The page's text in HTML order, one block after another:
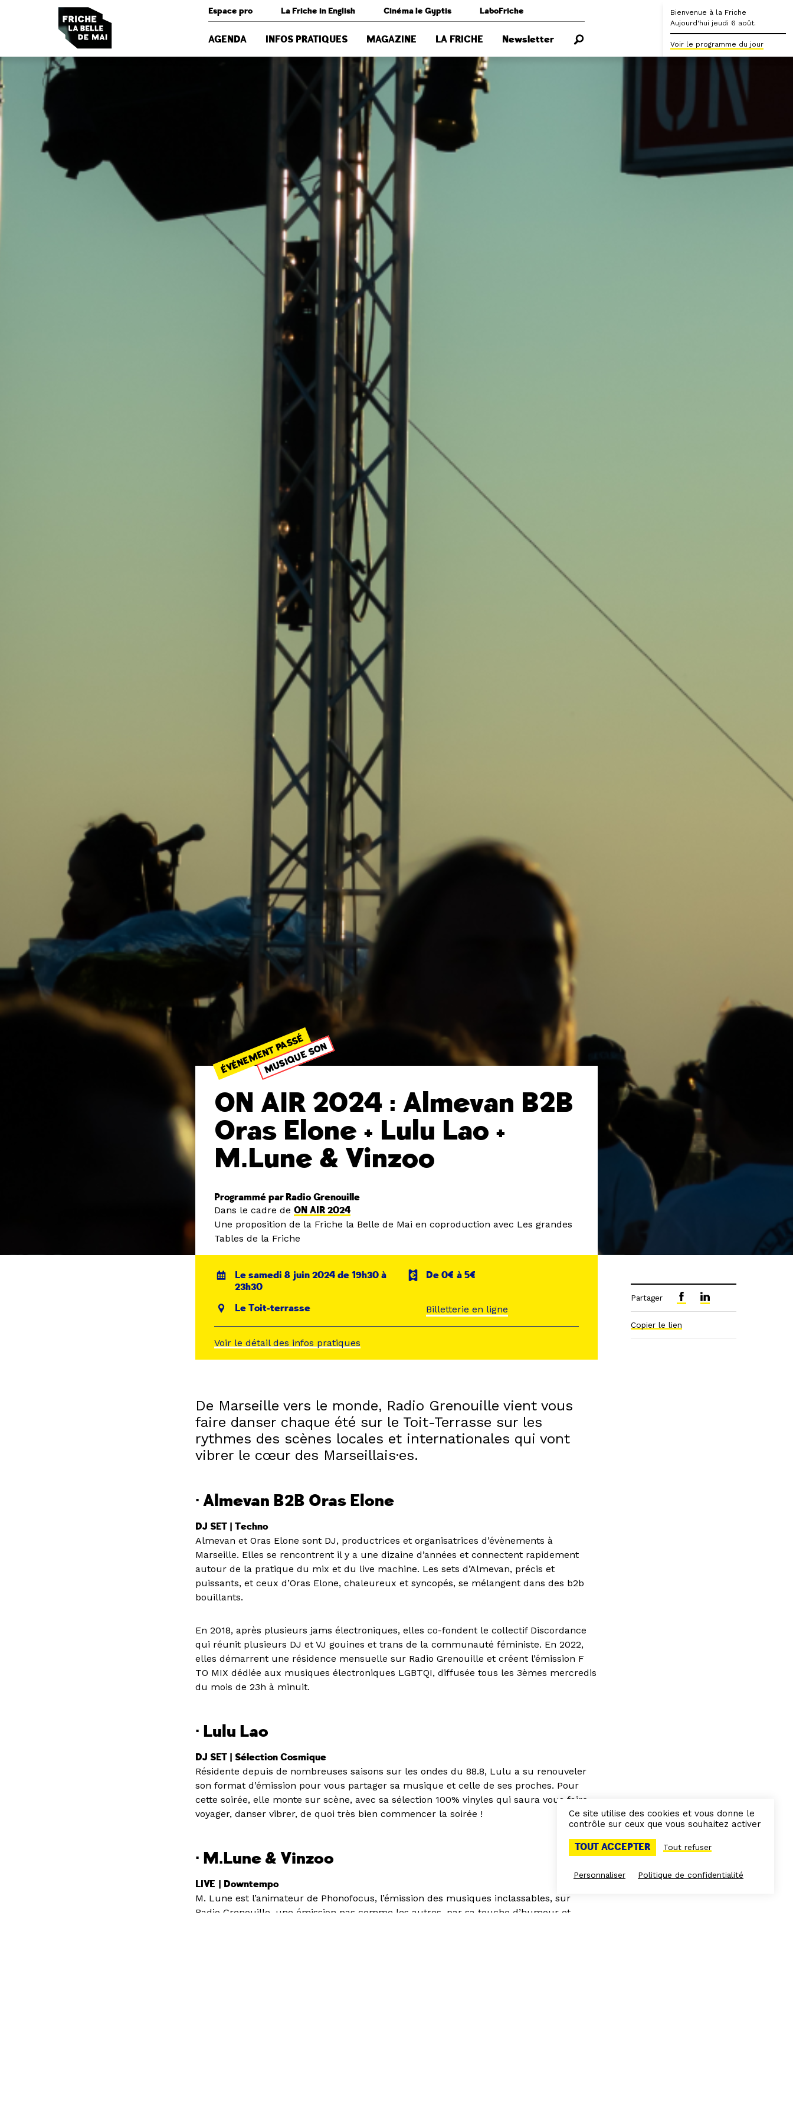
Espace pro La Friche in English Cinéma le Gyptis LaboFriche
AGENDA INFOS PRATIQUES MAGAZINE LA FRICHE Newsletter
Bienvenue à la Friche
Aujourd'hui jeudi 6 août.
Voir le programme du jour
ÉVÉNEMENT PASSÉ
MUSIQUE SON
ON AIR 2024 : Almevan B2B
Oras Elone + Lulu Lao +
M.Lune & Vinzoo
Programmé par Radio Grenouille
Dans le cadre deON AIR 2024
Une proposition de la Friche la Belle de Mai en coproduction avec Les grandes
Tables de la Friche
Le samedi 8 juin 2024 de 19h30 à
23h30
De 0€ à 5€
Le Toit-terrasse Billetterie en ligne
Voir le détail des infos pratiques
De Marseille vers le monde, Radio Grenouille vient vous
faire danser chaque été sur le Toit-Terrasse sur les
rythmes des scènes locales et internationales qui vont
vibrer le cœur des Marseillais·es.
· Almevan B2B Oras Elone
DJ SET | Techno
Almevan et Oras Elone sont DJ, productrices et organisatrices d’évènements à
Marseille. Elles se rencontrent il y a une dizaine d’années et connectent rapidement
autour de la pratique du mix et du live machine. Les sets d’Almevan, précis et
puissants, et ceux d’Oras Elone, chaleureux et syncopés, se mélangent dans des b2b
bouillants.
En 2018, après plusieurs jams électroniques, elles co-fondent le collectif Discordance
qui réunit plusieurs DJ et VJ gouines et trans de la communauté féministe. En 2022,
elles démarrent une résidence mensuelle sur Radio Grenouille et créent l’émission F
TO MIX dédiée aux musiques électroniques LGBTQI, diffusée tous les 3èmes mercredis
du mois de 23h à minuit.
· Lulu Lao
DJ SET | Sélection Cosmique
Résidente depuis de nombreuses saisons sur les ondes du 88.8, Lulu a su renouveler
son format d’émission pour vous partager sa musique et celle de ses proches. Pour
cette soirée, elle monte sur scène, avec sa sélection 100% vinyles qui saura vous faire
voyager, danser vibrer, de quoi très bien commencer la soirée !
· M.Lune & Vinzoo
LIVE | Downtempo
M. Lune est l’animateur de Phonofocus, l’émission des musiques inclassables, sur
Radio Grenouille, une émission pas comme les autres, par sa touche d’humour et
Partager
Copier le lien
Panneau de gestion des cookies
Ce site utilise des cookies et vous donne le
contrôle sur ceux que vous souhaitez activer
TOUT ACCEPTER Tout refuser
Personnaliser Politique de confidentialité